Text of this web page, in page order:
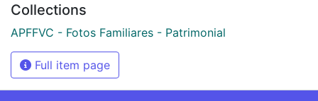
Collections
APFFVC - Fotos Familiares - Patrimonial
Full item page